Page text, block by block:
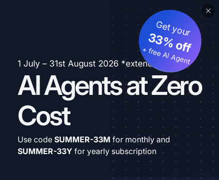
1 July – 31st August 2026 *extended
AI Agents at Zero
Cost
Get your
33% off
+ free AI Agent
Use code SUMMER-33M for monthly and
SUMMER-33Y for yearly subscription